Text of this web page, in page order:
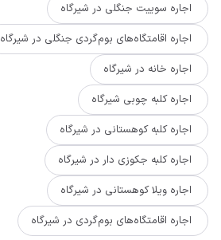
اجاره سوییت جنگلی در شیرگاه
اجاره اقامتگاه‌های بوم‌گردی جنگلی در شیرگاه
اجاره خانه در شیرگاه
اجاره کلبه چوبی شیرگاه
اجاره کلبه کوهستانی در شیرگاه
اجاره کلبه جکوزی دار در شیرگاه
اجاره ویلا کوهستانی در شیرگاه
اجاره اقامتگاه‌های بوم‌گردی در شیرگاه